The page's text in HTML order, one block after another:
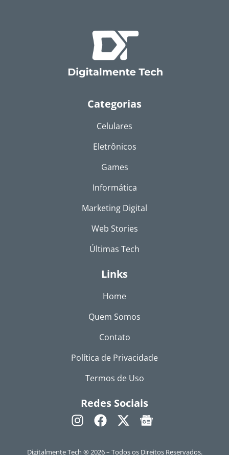
Categorias
Celulares
Eletrônicos
Games
Informática
Marketing Digital
Web Stories
Últimas Tech
Links
Home
Quem Somos
Contato
Política de Privacidade
Termos de Uso
Redes Sociais
Digitalmente Tech ® 2026 – Todos os Direitos Reservados.